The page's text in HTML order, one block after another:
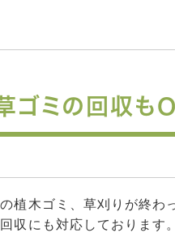
ミの回収も
植木ゴミ、草刈りが終わ
収にも対応しております